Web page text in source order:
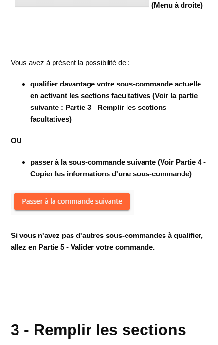
(Menu à droite)
Vous avez à présent la possibilité de :
qualifier davantage votre sous-commande actuelle
en activant les sections facultatives (Voir la partie
suivante : Partie 3 - Remplir les sections
facultatives)
OU
passer à la sous-commande suivante (Voir Partie 4 -
Copier les informations d'une sous-commande)
Si vous n'avez pas d'autres sous-commandes à qualifier,
allez en Partie 5 - Valider votre commande.
3 - Remplir les sections